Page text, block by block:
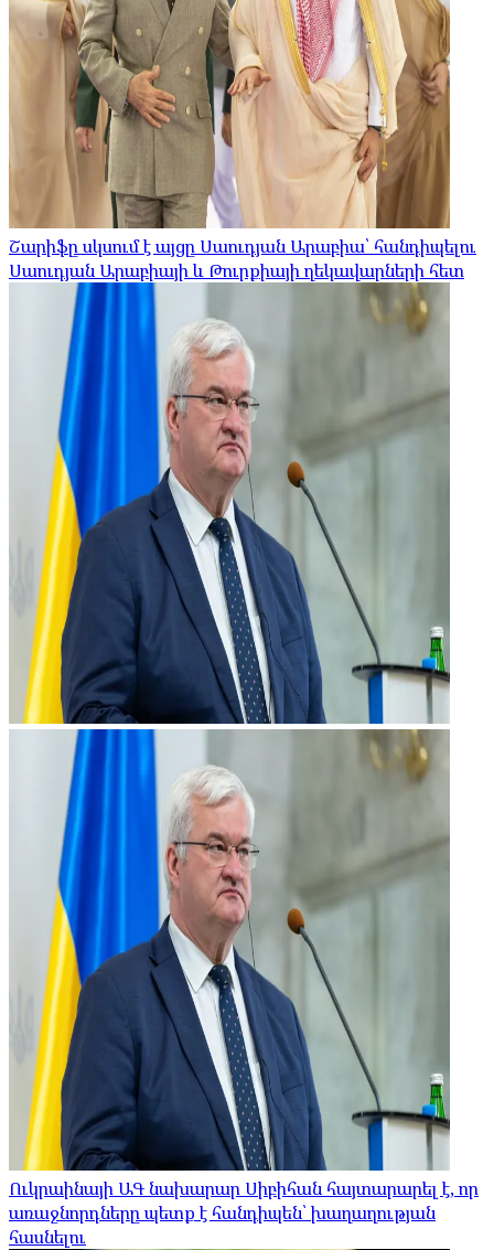
Շարիֆը սկսում է այցը Սաուդյան Արաբիա՝ հանդիպելու
Սաուդյան Արաբիայի և Թուրքիայի ղեկավարների հետ
Ուկրաինայի ԱԳ նախարար Սիբիհան հայտարարել է, որ
առաջնորդները պետք է հանդիպեն՝ խաղաղության
հասնելու